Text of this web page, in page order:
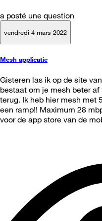
a posté une question
vendredi 4 mars 2022
Mesh applicatie
Gisteren las ik op de site
bestaat om je mesh beter
terug. Ik heb hier mesh met
een ramp!! Maximum 28
voor de app store van de